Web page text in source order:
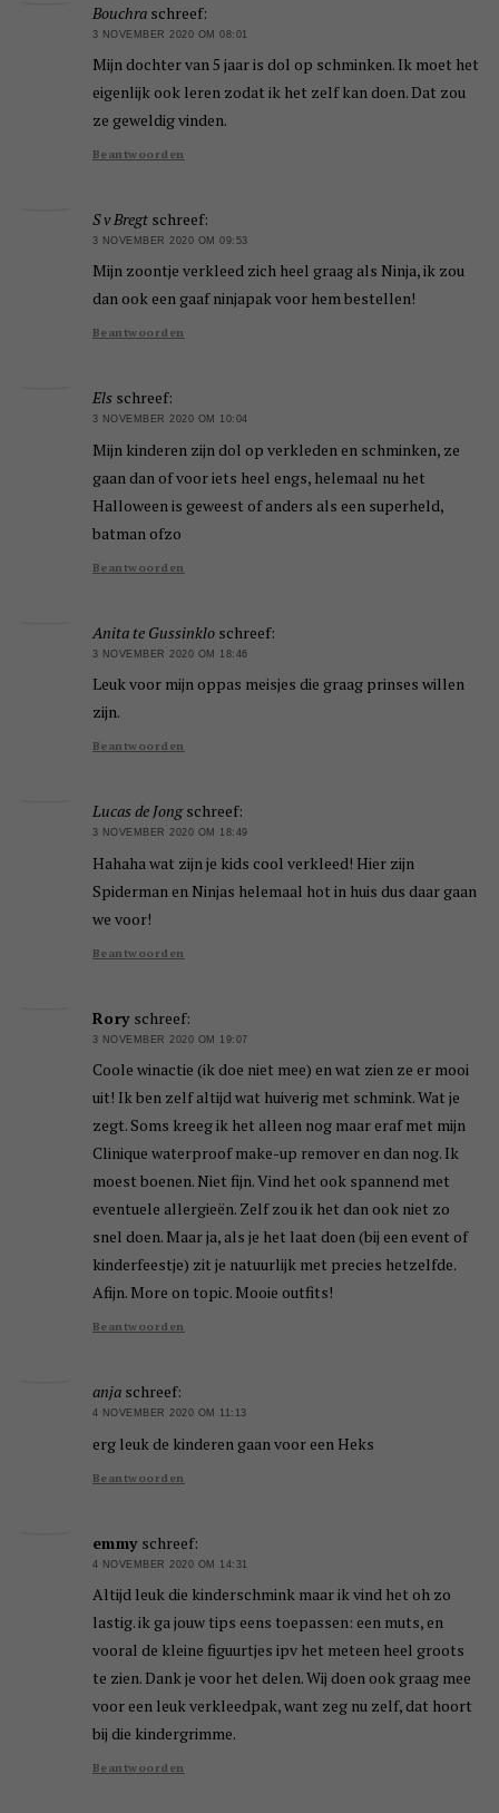
Bouchra schreef:
3 NOVEMBER 2020 OM 08:01
Mijn dochter van 5 jaar is dol op schminken. Ik moet het
eigenlijk ook leren zodat ik het zelf kan doen. Dat zou
ze geweldig vinden.
Beantwoorden
S v Bregt schreef:
3 NOVEMBER 2020 OM 09:53
Mijn zoontje verkleed zich heel graag als Ninja, ik zou
dan ook een gaaf ninjapak voor hem bestellen!
Beantwoorden
Els schreef:
3 NOVEMBER 2020 OM 10:04
Mijn kinderen zijn dol op verkleden en schminken, ze
gaan dan of voor iets heel engs, helemaal nu het
Halloween is geweest of anders als een superheld,
batman ofzo
Beantwoorden
Anita te Gussinklo schreef:
3 NOVEMBER 2020 OM 18:46
Leuk voor mijn oppas meisjes die graag prinses willen
zijn.
Beantwoorden
Lucas de Jong schreef:
3 NOVEMBER 2020 OM 18:49
Hahaha wat zijn je kids cool verkleed! Hier zijn
Spiderman en Ninjas helemaal hot in huis dus daar gaan
we voor!
Beantwoorden
Rory schreef:
3 NOVEMBER 2020 OM 19:07
Coole winactie (ik doe niet mee) en wat zien ze er mooi
uit! Ik ben zelf altijd wat huiverig met schmink. Wat je
zegt. Soms kreeg ik het alleen nog maar eraf met mijn
Clinique waterproof make-up remover en dan nog. Ik
moest boenen. Niet fijn. Vind het ook spannend met
eventuele allergieën. Zelf zou ik het dan ook niet zo
snel doen. Maar ja, als je het laat doen (bij een event of
kinderfeestje) zit je natuurlijk met precies hetzelfde.
Afijn. More on topic. Mooie outfits!
Beantwoorden
anja schreef:
4 NOVEMBER 2020 OM 11:13
erg leuk de kinderen gaan voor een Heks
Beantwoorden
emmy schreef:
4 NOVEMBER 2020 OM 14:31
Altijd leuk die kinderschmink maar ik vind het oh zo
lastig. ik ga jouw tips eens toepassen: een muts, en
vooral de kleine figuurtjes ipv het meteen heel groots
te zien. Dank je voor het delen. Wij doen ook graag mee
voor een leuk verkleedpak, want zeg nu zelf, dat hoort
bij die kindergrimme.
Beantwoorden